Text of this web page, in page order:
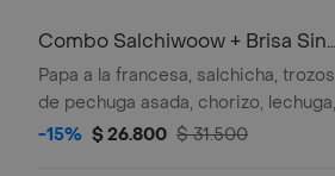
Combo Salchiwoow + Brisa Sin
Gas 600ML
Papa a la francesa, salchicha, trozos
de pechuga asada, chorizo, lechuga,
queso mozzarella, maíz tierno, papa
-15% $ 26.800 $ 31.500